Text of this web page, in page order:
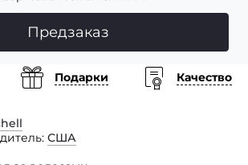
Предзаказ
Подарки
Качество
США